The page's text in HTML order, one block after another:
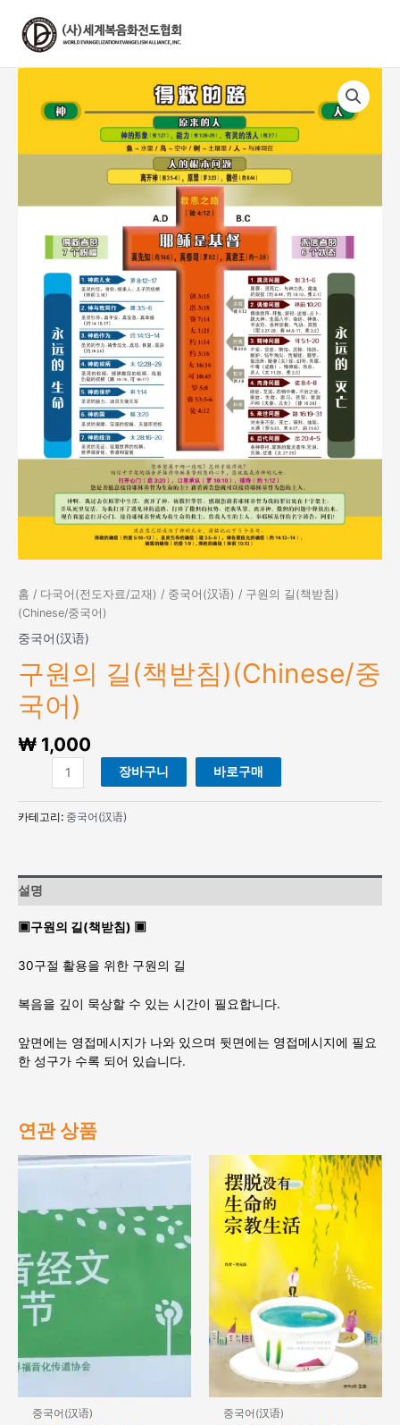
홈 / 다국어(전도자료/교재) / 중국어(汉语) / 구원의 길(책받침)
(Chinese/중국어)
중국어(汉语)
구원의 길(책받침)(Chinese/중
국어)
₩ 1,000
의
길
침)
(Chinese/
국
수
장바구니 바로구매
카테고리: 중국어(汉语)
설명
▣구원의 길(책받침) ▣
30구절 활용을 위한 구원의 길
복음을 깊이 묵상할 수 있는 시간이 필요합니다.
앞면에는 영접메시지가 나와 있으며 뒷면에는 영접메시지에 필요
한 성구가 수록 되어 있습니다.
연관 상품
중국어(汉语) 중국어(汉语)